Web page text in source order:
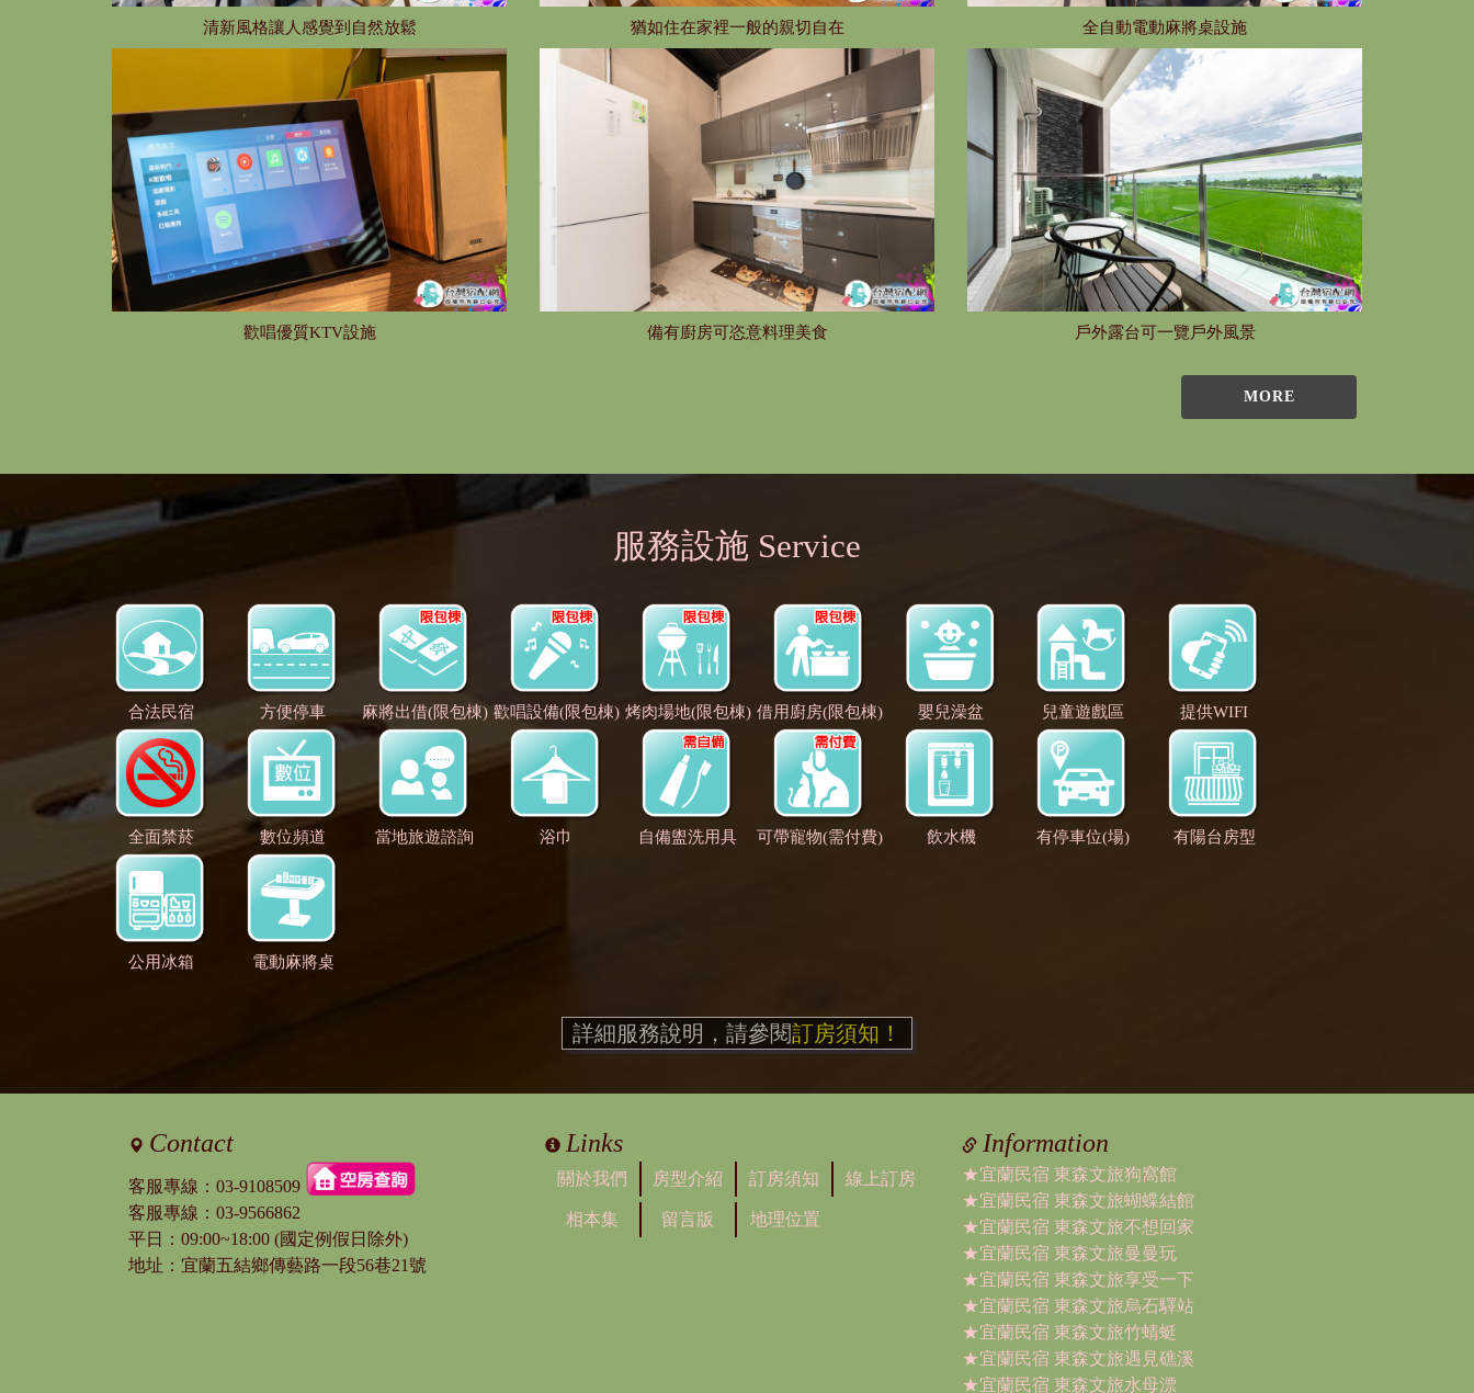
清新風格讓人感覺到自然放鬆 猶如住在家裡一般的親切自在 全自動電動麻將桌設施
歡唱優質KTV設施 備有廚房可恣意料理美食 戶外露台可一覽戶外風景
MORE
服務設施 Service
合法民宿 方便停車 麻將出借(限包棟) 歡唱設備(限包棟) 烤肉場地(限包棟) 借用廚房(限包棟) 嬰兒澡盆 兒童遊戲區 提供WIFI
全面禁菸 數位頻道 當地旅遊諮詢 浴巾 自備盥洗用具 可帶寵物(需付費) 飲水機 有停車位(場) 有陽台房型
公用冰箱 電動麻將桌
詳細服務說明，請參閱訂房須知！
Contact
客服專線： 03-9108509
客服專線： 03-9566862
平日：09:00~18:00 (國定例假日除外)
地址：宜蘭五結鄉傳藝路一段56巷21號
Links
關於我們 房型介紹 訂房須知 線上訂房
相本集 留言版 地理位置
Information
★宜蘭民宿 東森文旅狗窩館
★宜蘭民宿 東森文旅蝴蝶結館
★宜蘭民宿 東森文旅不想回家
★宜蘭民宿 東森文旅曼曼玩
★宜蘭民宿 東森文旅享受一下
★宜蘭民宿 東森文旅烏石驛站
★宜蘭民宿 東森文旅竹蜻蜓
★宜蘭民宿 東森文旅遇見礁溪
★宜蘭民宿 東森文旅水母漂